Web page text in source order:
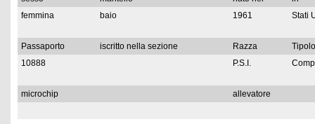
femmina
baio 1961 Stati
Passaporto iscritto nella sezione Razza
10888
P.S.I.
microchip allevatore